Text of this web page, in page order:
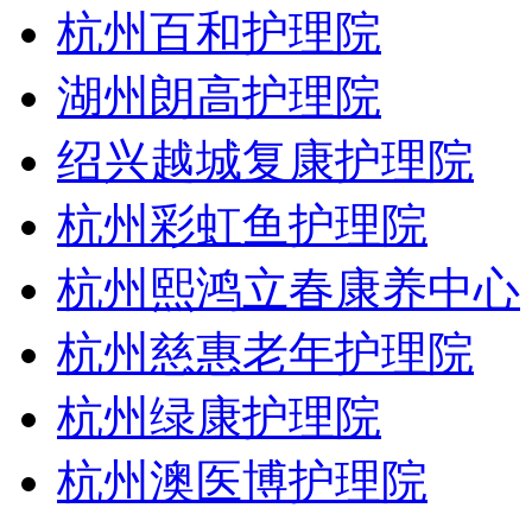
杭州百和护理院
湖州朗高护理院
绍兴越城复康护理院
杭州彩虹鱼护理院
杭州熙鸿立春康养中心
杭州慈惠老年护理院
杭州绿康护理院
杭州澳医博护理院